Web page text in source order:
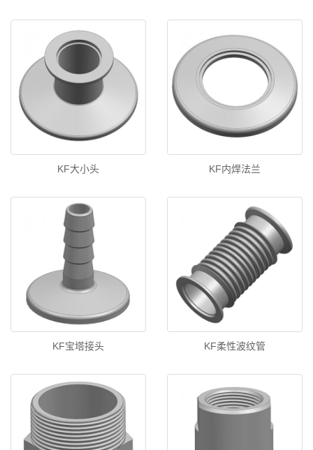
KF大小头 KF内焊法兰
KF宝塔接头 KF柔性波纹管